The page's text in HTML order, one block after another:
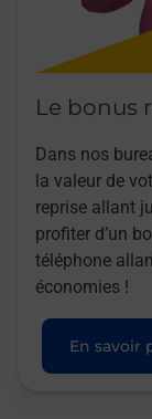
Le bonus
Dans nos
la valeur de
reprise allant
profiter d’un
téléphone
économies !
En savoir